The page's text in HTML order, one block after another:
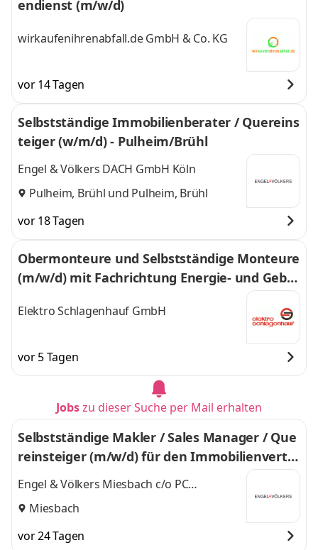
endienst (m/w/d)
wirkaufenihrenabfall.de GmbH & Co. KG
vor 14 Tagen
Selbstständige Immobilienberater / Quereins
teiger (w/m/d) - Pulheim/Brühl
Engel & Völkers DACH GmbH Köln
Pulheim, Brühl und Pulheim, Brühl
vor 18 Tagen
Obermonteure und Selbstständige Monteure
(m/w/d) mit Fachrichtung Energie- und Gebä
Elektro Schlagenhauf GmbH
vor 5 Tagen
Jobszu dieser Suche per Mail erhalten
Selbstständige Makler / Sales Manager / Que
reinsteiger (m/w/d) für den Immobilienvertri
eb
Engel & Völkers Miesbach c/o PC
Immobilien GmbH
Miesbach
vor 24 Tagen